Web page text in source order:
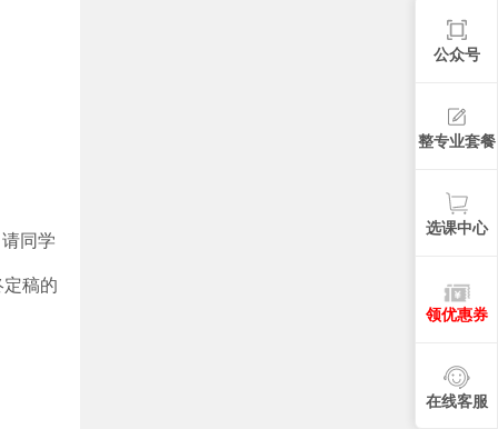
同学
稿的
公众号
整专业套餐
选课中心
领优惠券
在线客服